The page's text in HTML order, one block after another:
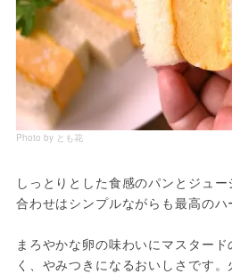
Photo by とも花
しっとりとした食感のパンとジュ
合わせはシンプルながらも最高のハ
まろやかな卵の味わいにマスター
く、やみつきになるおいしさです